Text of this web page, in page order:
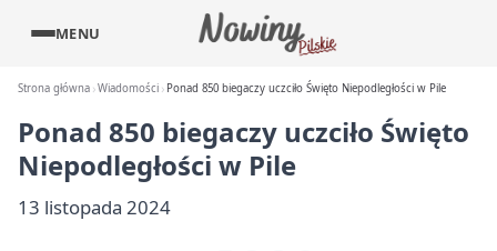
MENU
Strona główna Wiadomości Ponad 850 biegaczy uczciło Święto Niepodległości w Pile
Ponad 850 biegaczy uczciło Święto
Niepodległości w Pile
13 listopada 2024